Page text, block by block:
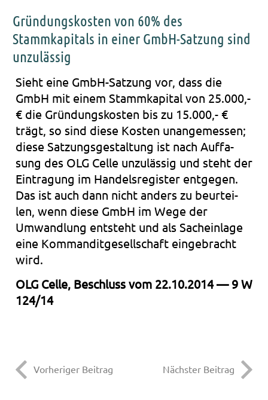
Gründungskosten von 60% des
Stammkapitals in einer GmbH-Satzung sind
unzulässig
Sieht eine GmbH-Satzung vor, dass die
GmbH mit einem Stamm­ka­pi­tal von 25.000,-
€ die Grün­dungs­kos­ten bis zu 15.000,- €
trägt, so sind diese Kos­ten unan­ge­mes­sen;
diese Sat­zungs­ge­stal­tung ist nach Auf­fa­
sung des OLG Celle unzu­läs­sig und steht der
Ein­tra­gung im Han­dels­re­gis­ter ent­ge­gen.
Das ist auch dann nicht anders zu beur­tei­
len, wenn diese GmbH im Wege der
Umwand­lung ent­steht und als Sach­ein­la­ge
eine Kom­man­dit­ge­sell­schaft ein­ge­bracht
wird.
OLG Celle, Beschluss vom 22.10.2014 — 9 W
124/14
Vorheriger Beitrag Nächster Beitrag